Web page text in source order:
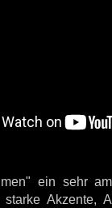
ein sehr
Akzente,